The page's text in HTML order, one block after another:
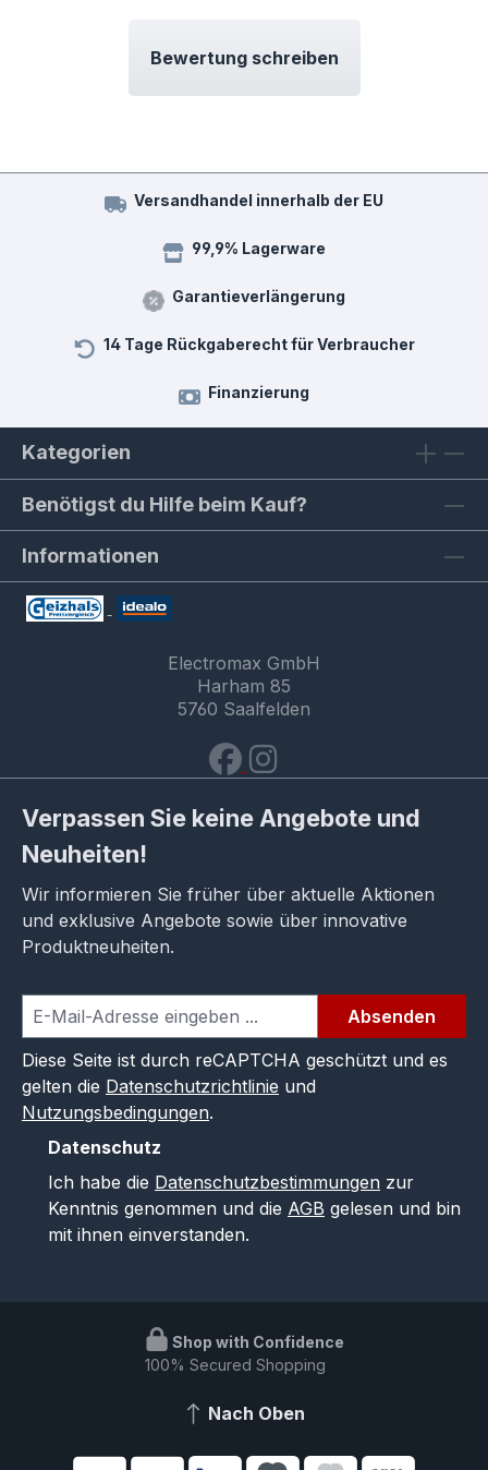
Bewertung schreiben
Versandhandel innerhalb der EU
99,9% Lagerware
Garantieverlängerung
14 Tage Rückgaberecht für Verbraucher
Finanzierung
Kategorien
Benötigst du Hilfe beim Kauf?
Informationen
Electromax GmbH
Harham 85
5760 Saalfelden
Verpassen Sie keine Angebote und
Neuheiten!
Wir informieren Sie früher über aktuelle Aktionen
und exklusive Angebote sowie über innovative
Produktneuheiten.
Absenden
Diese Seite ist durch reCAPTCHA geschützt und es
gelten die Datenschutzrichtlinie und
Nutzungsbedingungen.
Datenschutz
Ich habe die Datenschutzbestimmungen zur
Kenntnis genommen und die AGB gelesen und bin
mit ihnen einverstanden.
Shop with Confidence
100% Secured Shopping
Nach Oben